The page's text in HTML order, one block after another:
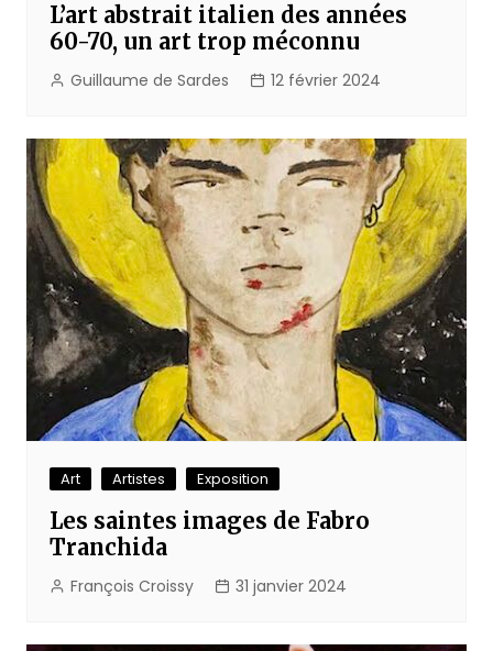
L’art abstrait italien des années
60-70, un art trop méconnu
Guillaume de Sardes 12 février 2024
Art Artistes Exposition
Les saintes images de Fabro
Tranchida
François Croissy 31 janvier 2024